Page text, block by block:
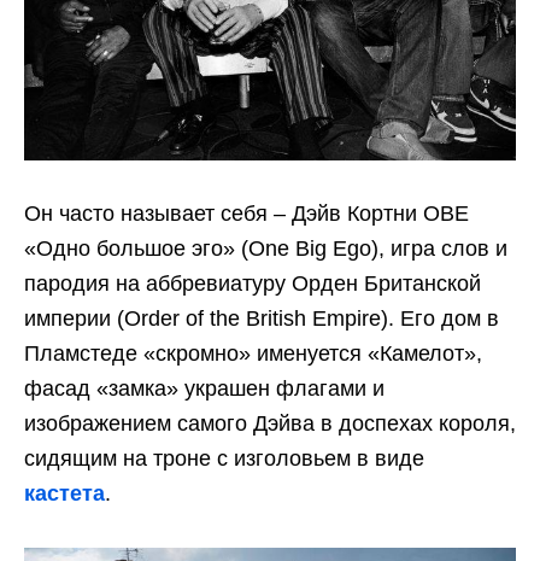
Он часто называет себя – Дэйв Кортни OBE
«Одно большое эго» (One Big Ego), игра слов и
пародия на аббревиатуру Орден Британской
империи (Order of the British Empire). Его дом в
Пламстеде «скромно» именуется «Камелот»,
фасад «замка» украшен флагами и
изображением самого Дэйва в доспехах короля,
сидящим на троне с изголовьем в виде
кастета.